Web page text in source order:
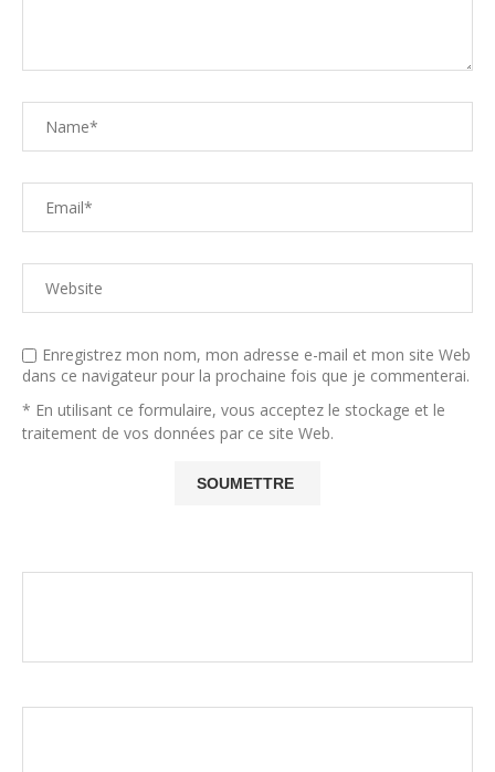
Enregistrez mon nom, mon adresse e-mail et mon site Web
dans ce navigateur pour la prochaine fois que je commenterai.
* En utilisant ce formulaire, vous acceptez le stockage et le
traitement de vos données par ce site Web.